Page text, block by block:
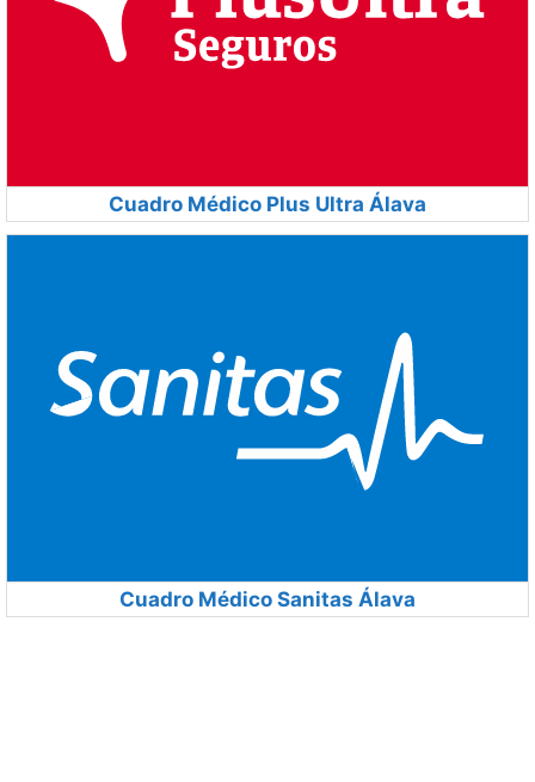
Cuadro Médico Plus Ultra Álava
Cuadro Médico Sanitas Álava